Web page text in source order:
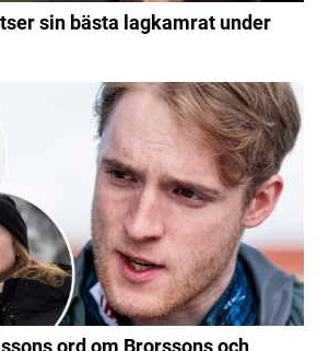
sin bästa lagkamrat under
ord om Brorssons och